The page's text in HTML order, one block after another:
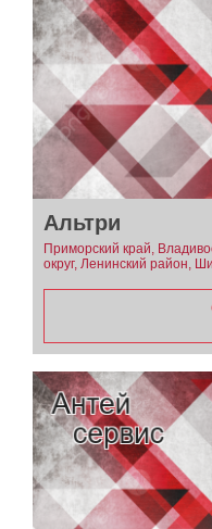
Альтри
Приморский край,
округ, Ленинский район,